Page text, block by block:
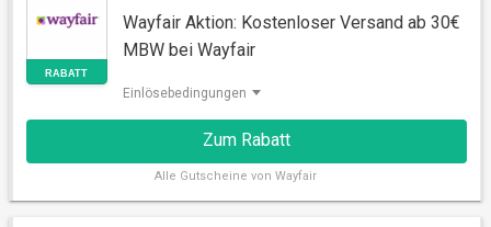
AKTION
Wayfair Aktion: Kostenloser Versand ab 30€
MBW bei Wayfair
Einlösebedingungen
Zum Rabatt
Alle Gutscheine von Wayfair